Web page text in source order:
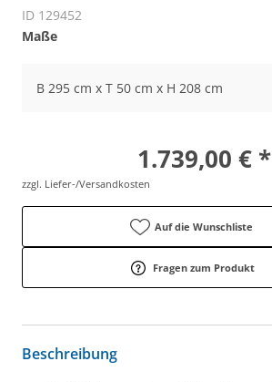
ID 129452
Maße
B 295 cm x T 50 cm x H 208 cm
1.739,00 € *
zzgl. Liefer-/Versandkosten
Auf die Wunschliste
Fragen zum Produkt
Beschreibung